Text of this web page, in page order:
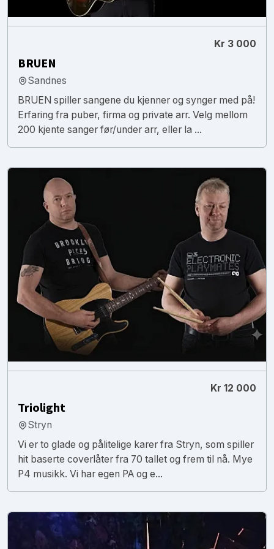
Kr 3 000
BRUEN
Sandnes
BRUEN spiller sangene du kjenner og synger med på!
Erfaring fra puber, firma og private arr. Velg mellom
200 kjente sanger før/under arr, eller la ...
Kr 12 000
Triolight
Stryn
Vi er to glade og pålitelige karer fra Stryn, som spiller
hit baserte coverlåter fra 70 tallet og frem til nå. Mye
P4 musikk. Vi har egen PA og e...